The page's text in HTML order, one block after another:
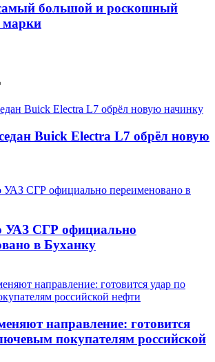
большой и роскошный
марки
Buick Electra L7 обрёл новую
УАЗ СГР официально
в Буханку
направление: готовится
покупателям российской